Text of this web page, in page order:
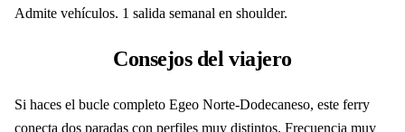
Admite vehículos. 1 salida semanal en shoulder.
Consejos del viajero
Si haces el bucle completo Egeo Norte-Dodecaneso, este ferry
conecta dos paradas con perfiles muy distintos. Frecuencia muy